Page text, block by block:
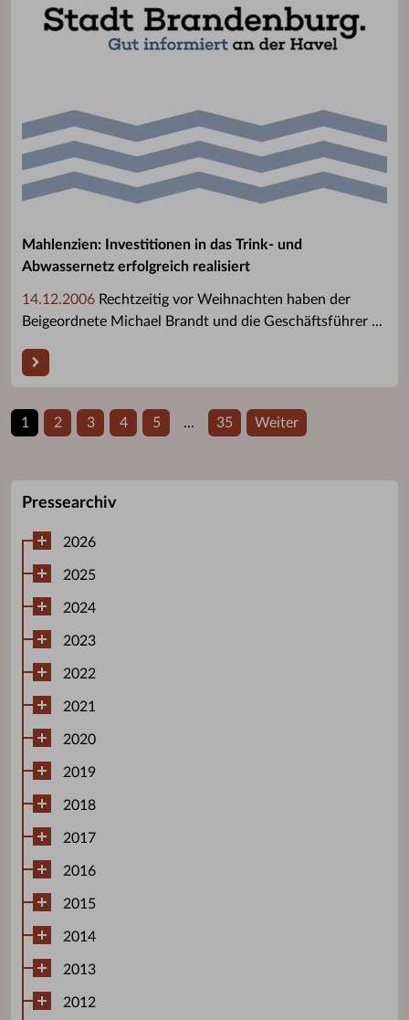
Mahlenzien: Investitionen in das Trink- und
Abwassernetz erfolgreich realisiert
14.12.2006 Rechtzeitig vor Weihnachten haben der
Beigeordnete Michael Brandt und die Geschäftsführer ...
1 2 3 4 5 … 35 Weiter
Pressearchiv
2026
2025
2024
2023
2022
2021
2020
2019
2018
2017
2016
2015
2014
2013
2012